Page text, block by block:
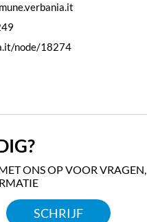
node/18274
ONS OP VOOR VRAGEN,
SCHRIJF